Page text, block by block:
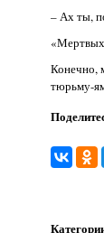
– Ах ты,
«Мертвых
Конечно,
тюрьму-